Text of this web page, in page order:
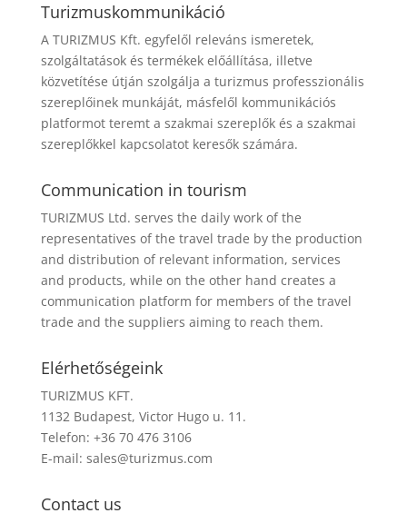
Turizmuskommunikáció
A TURIZMUS Kft. egyfelől releváns ismeretek,
szolgáltatások és termékek előállítása, illetve
közvetítése útján szolgálja a turizmus professzionális
szereplőinek munkáját, másfelől kommunikációs
platformot teremt a szakmai szereplők és a szakmai
szereplőkkel kapcsolatot keresők számára.
Communication in tourism
TURIZMUS Ltd. serves the daily work of the
representatives of the travel trade by the production
and distribution of relevant information, services
and products, while on the other hand creates a
communication platform for members of the travel
trade and the suppliers aiming to reach them.
Elérhetőségeink
TURIZMUS KFT.
1132 Budapest, Victor Hugo u. 11.
Telefon: +36 70 476 3106
E-mail: sales@turizmus.com
Contact us